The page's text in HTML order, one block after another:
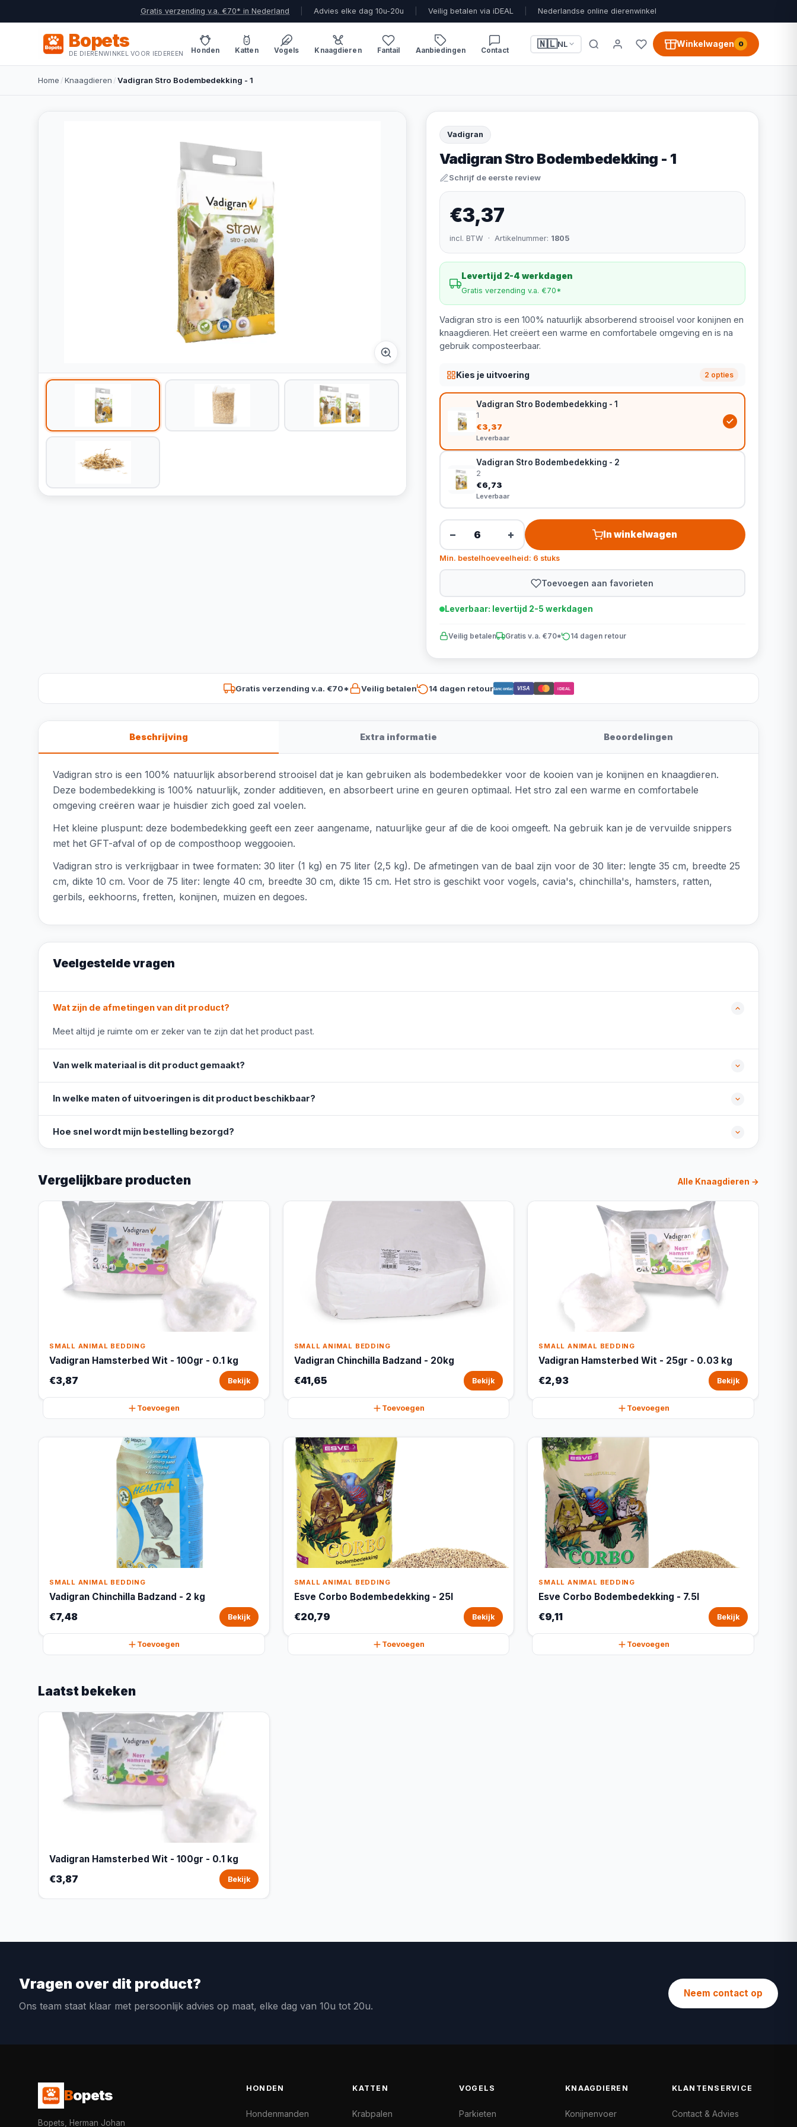
Gratis verzending v.a. €70* in Nederland Advies elke dag 10u-20u Veilig betalen via iDEAL Nederlandse online dierenwinkel
Bopets
DE DIERENWINKEL VOOR IEDEREEN Honden Katten Vogels Knaagdieren Fantail Aanbiedingen Contact
🇳🇱NL Winkelwagen 0
Home /Knaagdieren /Vadigran Stro Bodembedekking - 1
Vadigran
Vadigran Stro Bodembedekking - 1
Schrijf de eerste review
€3,37
incl. BTW · Artikelnummer: 1805
Levertijd 2-4 werkdagen
Gratis verzending v.a. €70*
Vadigran stro is een 100% natuurlijk absorberend strooisel voor konijnen en
knaagdieren. Het creëert een warme en comfortabele omgeving en is na
gebruik composteerbaar.
Kies je uitvoering 2 opties
Vadigran Stro Bodembedekking - 1
1
€3,37
Leverbaar
Vadigran Stro Bodembedekking - 2
2
€6,73
Leverbaar
− + In winkelwagen
Min. bestelhoeveelheid: 6 stuks
Toevoegen aan favorieten
Leverbaar: levertijd 2-5 werkdagen
Veilig betalen Gratis v.a. €70* 14 dagen retour
Gratis verzending v.a. €70* Veilig betalen 14 dagen retourBancontact VISA iDEAL
Beschrijving Extra informatie Beoordelingen
Vadigran stro is een 100% natuurlijk absorberend strooisel dat je kan gebruiken als bodembedekker voor de kooien van je konijnen en knaagdieren.
Deze bodembedekking is 100% natuurlijk, zonder additieven, en absorbeert urine en geuren optimaal. Het stro zal een warme en comfortabele
omgeving creëren waar je huisdier zich goed zal voelen.
Het kleine pluspunt: deze bodembedekking geeft een zeer aangename, natuurlijke geur af die de kooi omgeeft. Na gebruik kan je de vervuilde snippers
met het GFT-afval of op de composthoop weggooien.
Vadigran stro is verkrijgbaar in twee formaten: 30 liter (1 kg) en 75 liter (2,5 kg). De afmetingen van de baal zijn voor de 30 liter: lengte 35 cm, breedte 25
cm, dikte 10 cm. Voor de 75 liter: lengte 40 cm, breedte 30 cm, dikte 15 cm. Het stro is geschikt voor vogels, cavia's, chinchilla's, hamsters, ratten,
gerbils, eekhoorns, fretten, konijnen, muizen en degoes.
Veelgestelde vragen
Wat zijn de afmetingen van dit product?
Meet altijd je ruimte om er zeker van te zijn dat het product past.
Van welk materiaal is dit product gemaakt?
In welke maten of uitvoeringen is dit product beschikbaar?
Hoe snel wordt mijn bestelling bezorgd?
Vergelijkbare producten Alle Knaagdieren →
SMALL ANIMAL BEDDING
Vadigran Hamsterbed Wit - 100gr - 0.1 kg
€3,87 Bekijk
Toevoegen
SMALL ANIMAL BEDDING
Vadigran Chinchilla Badzand - 20kg
€41,65 Bekijk
Toevoegen
SMALL ANIMAL BEDDING
Vadigran Hamsterbed Wit - 25gr - 0.03 kg
€2,93 Bekijk
Toevoegen
SMALL ANIMAL BEDDING
Vadigran Chinchilla Badzand - 2 kg
€7,48 Bekijk
Toevoegen
SMALL ANIMAL BEDDING
Esve Corbo Bodembedekking - 25l
€20,79 Bekijk
Toevoegen
SMALL ANIMAL BEDDING
Esve Corbo Bodembedekking - 7.5l
€9,11 Bekijk
Toevoegen
Laatst bekeken
Vadigran Hamsterbed Wit - 100gr - 0.1 kg
€3,87 Bekijk
Vragen over dit product?
Ons team staat klaar met persoonlijk advies op maat, elke dag van 10u tot 20u.
Neem contact op
Bopets
Bopets, Herman Johan
HONDEN
Hondenmanden
KATTEN
Krabpalen
VOGELS
Parkieten
KNAAGDIEREN
Konijnenvoer
KLANTENSERVICE
Contact & Advies